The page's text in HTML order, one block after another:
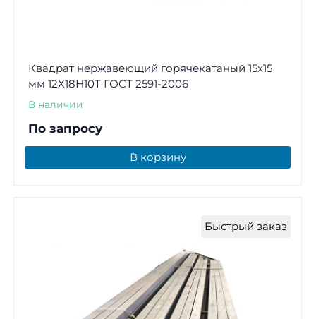
Квадрат нержавеющий горячекатаный 15х15
мм 12Х18Н10Т ГОСТ 2591-2006
В наличии
По запросу
В корзину
Быстрый заказ